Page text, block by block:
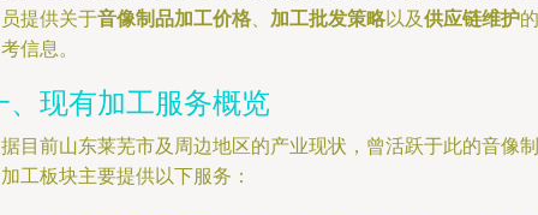
提供关于音像制品加工价格 加工批发策略以及供应链维护的
信息。
、现有加工服务概览
目前山东莱芜市及周边地区的产业现状，曾活跃于此的音像制
工板块主要提供以下服务：